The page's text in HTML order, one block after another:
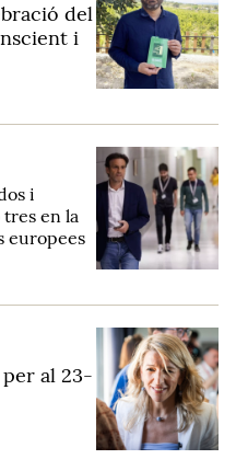
del
i
i
en la
europees
al 23-